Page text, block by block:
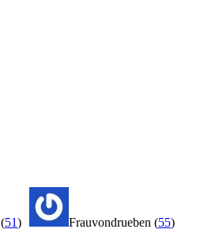
(51) Frauvondrueben (55)